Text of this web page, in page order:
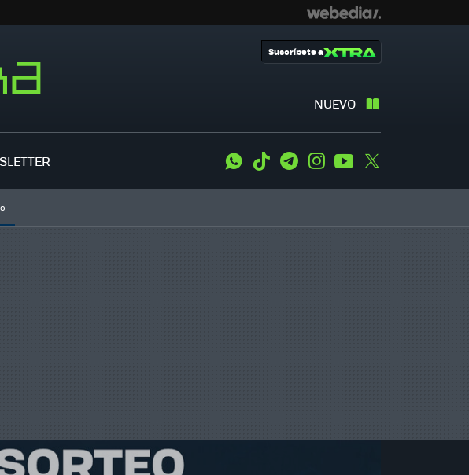
NUEVO
Suscríbete a
WhatsApp
Tiktok TelegramInstagramYoutube